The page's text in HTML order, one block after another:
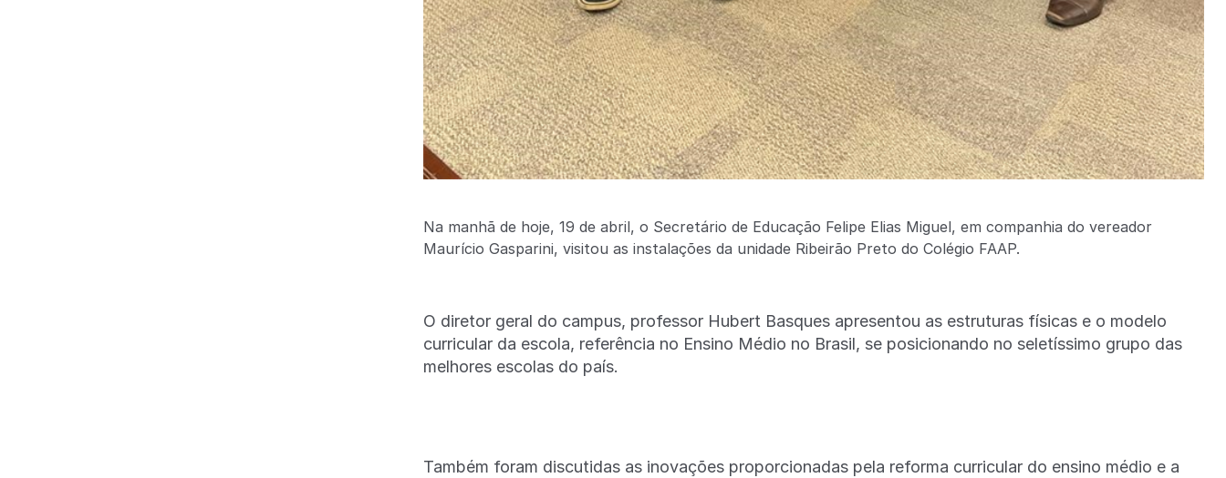
Na manhã de hoje, 19 de abril, o Secretário de Educação Felipe Elias Miguel, em companhia do vereador
Maurício Gasparini, visitou as instalações da unidade Ribeirão Preto do Colégio FAAP.
O diretor geral do campus, professor Hubert Basques apresentou as estruturas físicas e o modelo
curricular da escola, referência no Ensino Médio no Brasil, se posicionando no seletíssimo grupo das
melhores escolas do país.
Também foram discutidas as inovações proporcionadas pela reforma curricular do ensino médio e a